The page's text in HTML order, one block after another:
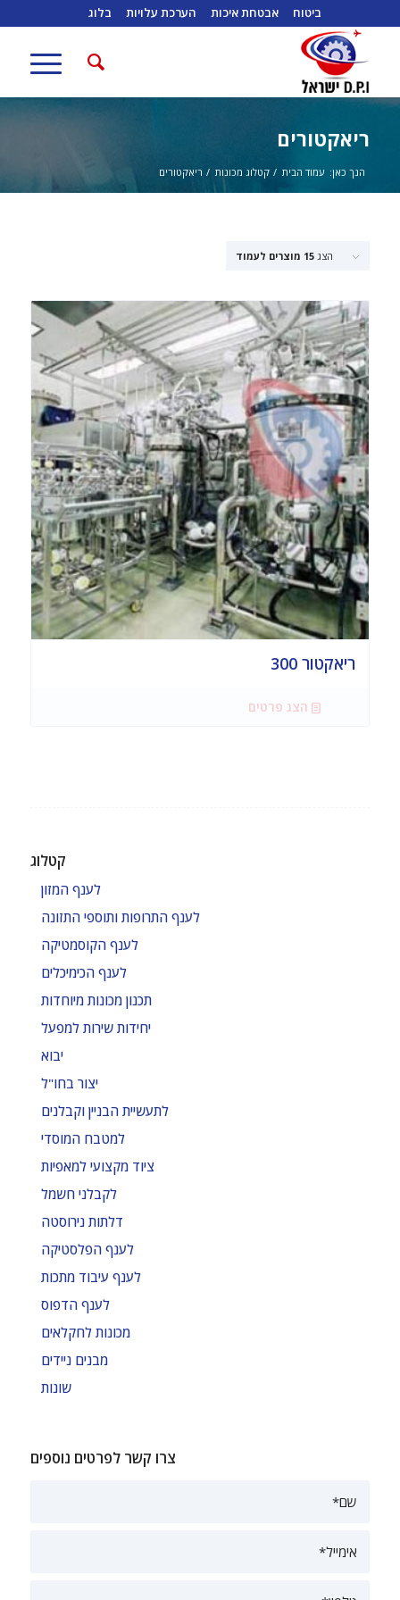
ביטוח אבטחת איכות הערכת עלויות בלוג
ריאקטורים
הנך כאן: עמוד הבית / קטלוג מכונות / ריאקטורים
הצג 15 מוצרים לעמוד
ריאקטור 300
הצג פרטים
קטלוג
לענף המזון
לענף התרופות ותוספי התזונה
לענף הקוסמטיקה
לענף הכימיכלים
תכנון מכונות מיוחדות
יחידות שירות למפעל
יבוא
יצור בחו"ל
לתעשיית הבניין וקבלנים
למטבח המוסדי
ציוד מקצועי למאפיות
לקבלני חשמל
דלתות נירוסטה
לענף הפלסטיקה
לענף עיבוד מתכות
לענף הדפוס
מכונות לחקלאים
מבנים ניידים
שונות
צרו קשר לפרטים נוספים